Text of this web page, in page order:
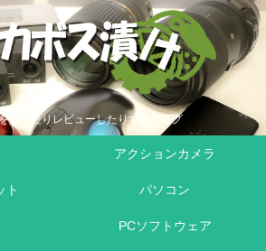
買ったりレビューしたりするブログ
アクションカメラ
ト パソコン
PCソフトウェア